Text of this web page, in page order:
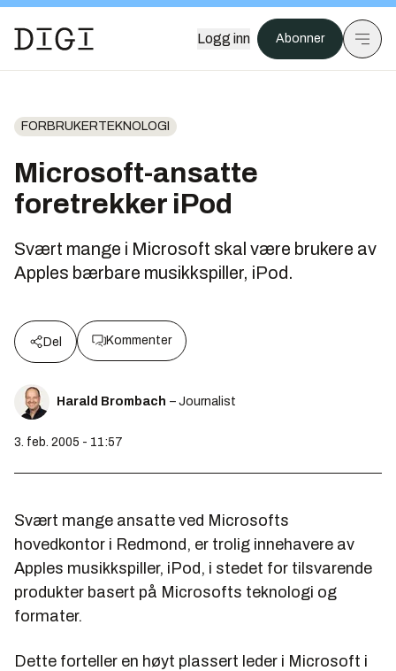
Logg inn Abonner
FORBRUKERTEKNOLOGI
Microsoft-ansatte
foretrekker iPod
Svært mange i Microsoft skal være brukere av
Apples bærbare musikkspiller, iPod.
Del Kommenter
Harald Brombach – Journalist
3. feb. 2005 - 11:57
Svært mange ansatte ved Microsofts
hovedkontor i Redmond, er trolig innehavere av
Apples musikkspiller, iPod, i stedet for tilsvarende
produkter basert på Microsofts teknologi og
formater.
Dette forteller en høyt plassert leder i Microsoft i